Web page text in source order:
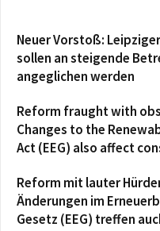
Neuer Vorstoß:
sollen an steigende
angeglichen werden
Reform fraught with
Changes to the
Act (EEG) also affect
Reform mit lauter
Änderungen im
Gesetz (EEG) treffen